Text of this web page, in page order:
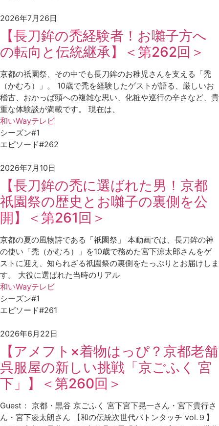
2026年7月26日
【長刀鉾の禿経験者！お囃子方へ
の転向と伝統継承】＜第262回＞
京都の祇園祭、その中でも長刀鉾のお稚児さんを支える「禿
（かむろ）」。 10歳で禿を経験したゲストが語る、厳しいお
稽古、おかっぱ頭への複雑な思い、化粧や巡行の辛さなど、貴
重な体験談が満載です。 現在は、
和いWayテレビ
シーズン#1
エピソード#262
2026年7月10日
【長刀鉾の禿に選ばれた男！京都
祇園祭の歴史とお囃子の裏側を公
開】＜第261回＞
京都の夏の風物詩である「祇園祭」 本動画では、長刀鉾の神
の使い「禿（かむろ）」を10歳で務めた宮下涼太郎さんをゲ
ストに迎え、知られざる祇園祭の裏側をたっぷりとお届けしま
す。 大役に選ばれた当時のリアル
和いWayテレビ
シーズン#1
エピソード#261
2026年6月22日
【アメフト×着物はっぴ？京都老舗
呉服屋の新しい挑戦「京ごふく 宮
下」】＜第260回＞
Guest： 京都・黒谷 京ごふく 宮下宮下晃一さん・宮下貴行さ
ん・宮下凌太朗さん 【和の伝統次世代バトンタッチ vol.９】